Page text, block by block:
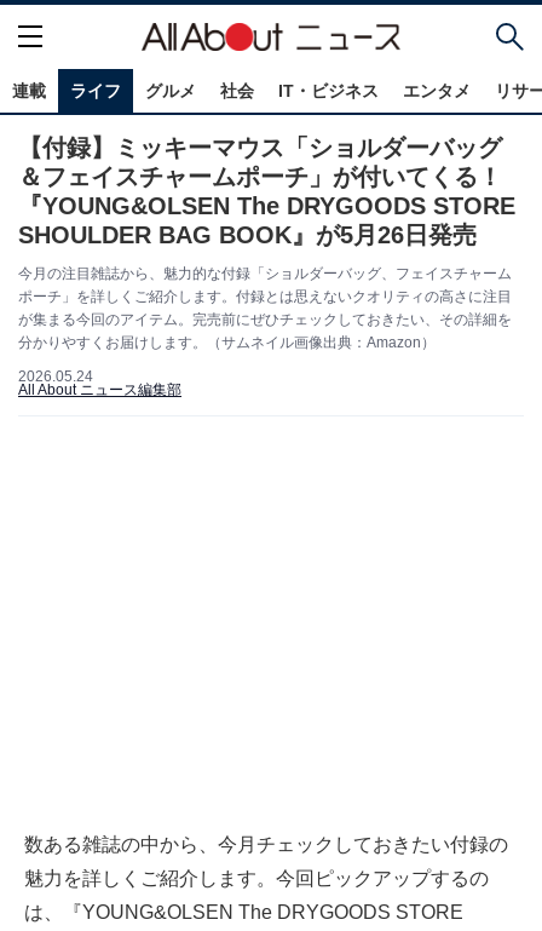
連載 ライフ グルメ 社会 IT・ビジネス エンタメ リサ
【付録】ミッキーマウス「ショルダーバッグ
＆フェイスチャームポーチ」が付いてくる！
『YOUNG&OLSEN The DRYGOODS STORE
SHOULDER BAG BOOK』が5月26日発売
今月の注目雑誌から、魅力的な付録「ショルダーバッグ、フェイスチャーム
ポーチ」を詳しくご紹介します。付録とは思えないクオリティの高さに注目
が集まる今回のアイテム。完売前にぜひチェックしておきたい、その詳細を
分かりやすくお届けします。（サムネイル画像出典：Amazon）
2026.05.24
All About ニュース編集部
数ある雑誌の中から、今月チェックしておきたい付録の
魅力を詳しくご紹介します。今回ピックアップするの
は、『YOUNG&OLSEN The DRYGOODS STORE